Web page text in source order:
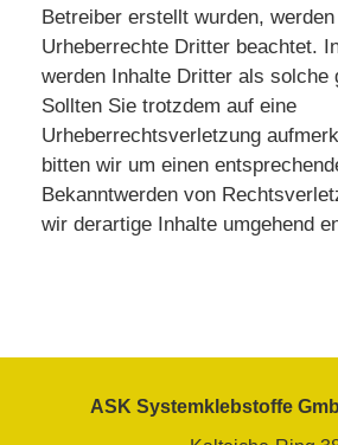
Betreiber erstellt wurden,
Urheberrechte Dritter beachtet.
werden Inhalte Dritter als solche
Sollten Sie trotzdem auf eine
Urheberrechtsverletzung
bitten wir um einen
Bekanntwerden von
wir derartige Inhalte umgehend
ASK Systemklebstoffe